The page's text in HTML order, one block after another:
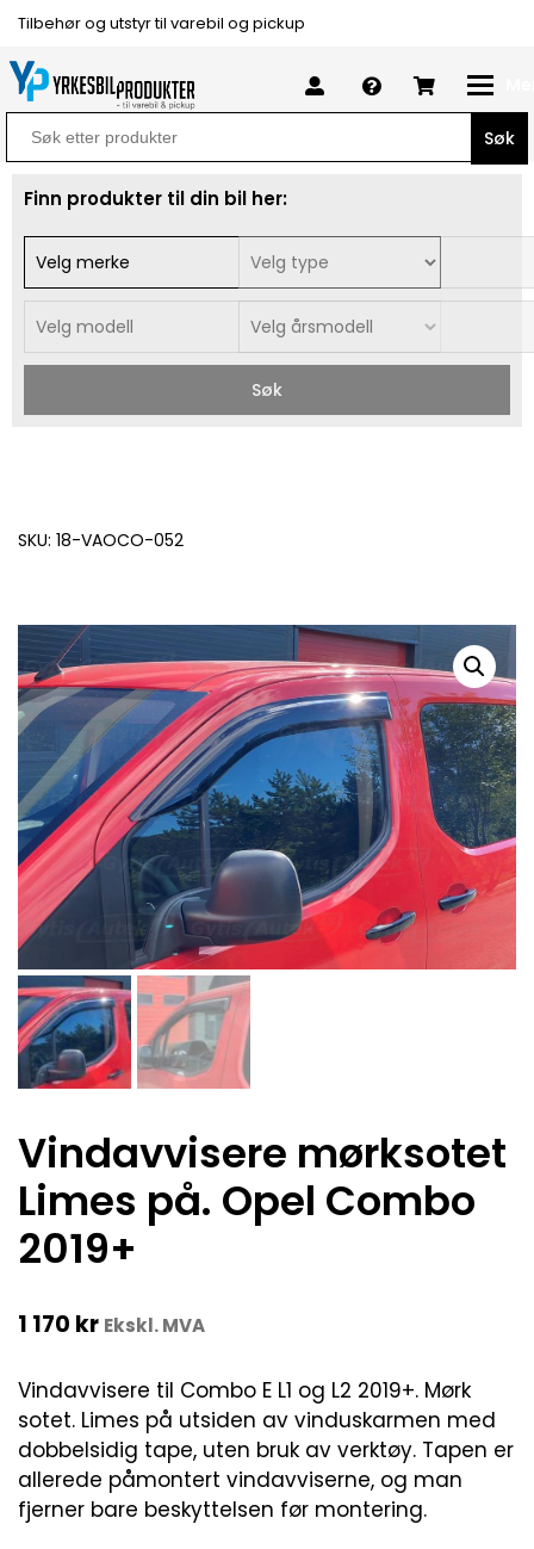
Tilbehør og utstyr til varebil og pickup
Search
for:
Finn produkter til din bil her:
Søk
SKU: 18-VAOCO-052
Vindavvisere mørksotet
Limes på. Opel Combo
2019+
1 170 kr Ekskl. MVA
Vindavvisere til Combo E L1 og L2 2019+. Mørk
sotet. Limes på utsiden av vinduskarmen med
dobbelsidig tape, uten bruk av verktøy. Tapen er
allerede påmontert vindavviserne, og man
fjerner bare beskyttelsen før montering.